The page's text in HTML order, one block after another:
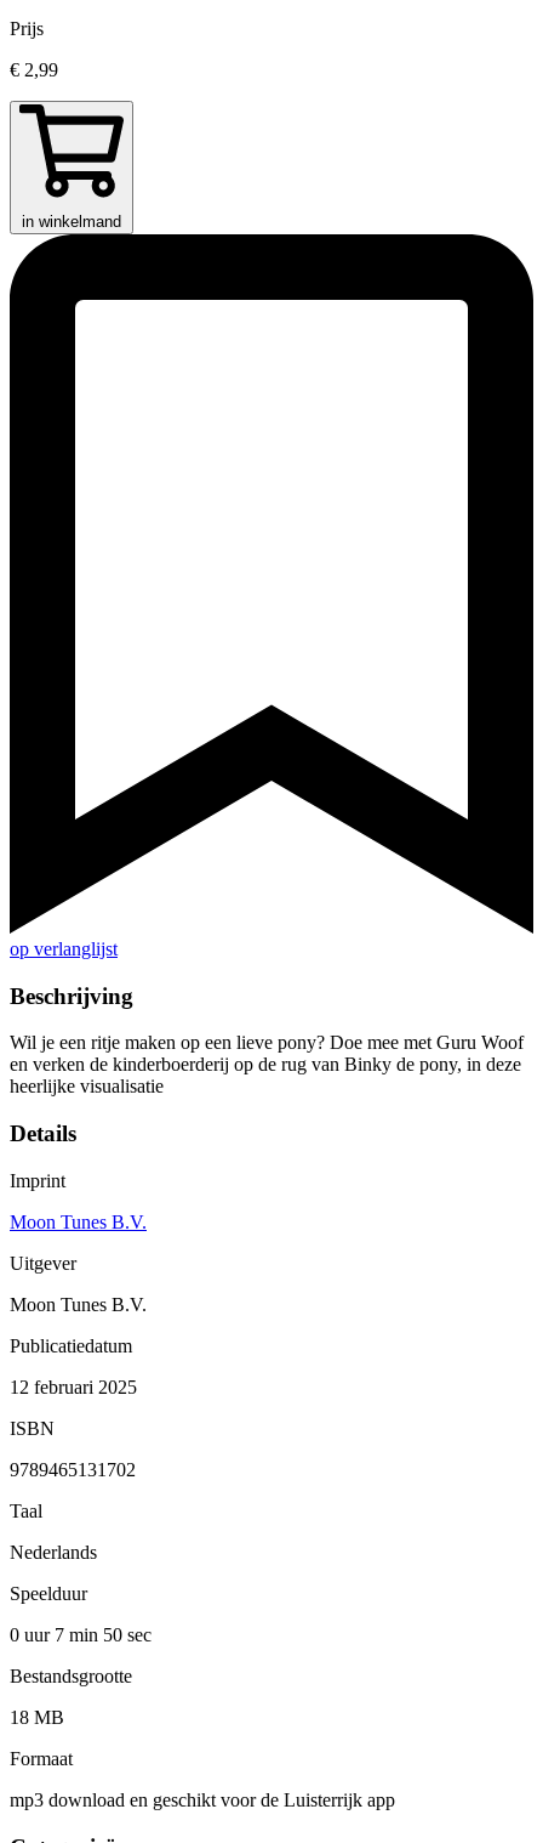
Prijs
€ 2,99
in winkelmand
op verlanglijst
Beschrijving
Wil je een ritje maken op een lieve pony? Doe mee met Guru Woof
en verken de kinderboerderij op de rug van Binky de pony, in deze
heerlijke visualisatie
Details
Imprint
Moon Tunes B.V.
Uitgever
Moon Tunes B.V.
Publicatiedatum
12 februari 2025
ISBN
9789465131702
Taal
Nederlands
Speelduur
0 uur 7 min 50 sec
Bestandsgrootte
18 MB
Formaat
mp3 download en geschikt voor de Luisterrijk app